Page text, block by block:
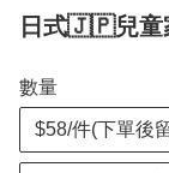
日式🇯🇵兒童
數量
$58/件(下單後